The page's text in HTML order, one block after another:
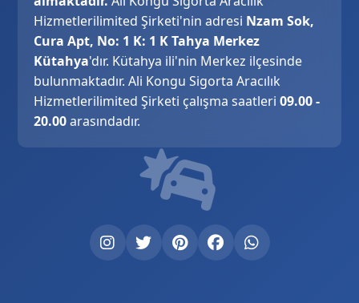
Hizmetlerilimited Şirketi'nin adresi Nzam Sok,
Cura Apt, No: 1 K: 1 K Tahya Merkez
Kütahya'dır. Kütahya ili'nin Merkez ilçesinde
bulunmaktadır. Ali Kongu Sigorta Aracılık
Hizmetlerilimited Şirketi çalışma saatleri 09.00 -
20.00arasındadır.